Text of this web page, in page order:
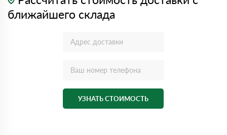
ближайшего склада
УЗНАТЬ СТОИМОСТЬ